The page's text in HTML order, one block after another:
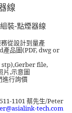
線
裝-點煙器線
從設計到量產
產品圖(PDF, dwg or
stp),Gerber file,
片,示意圖
進行詢價
1101蔡先生/Peter
tech.com